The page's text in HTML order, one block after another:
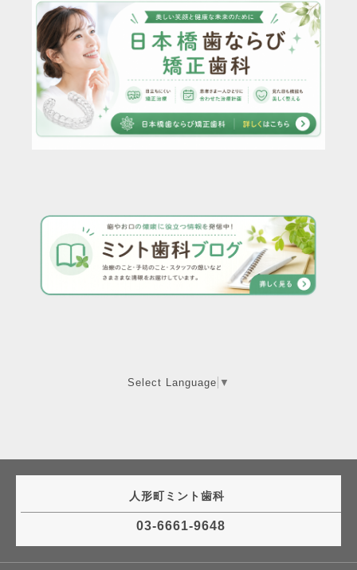
Select Language ▼
人形町ミント歯科
03-6661-9648